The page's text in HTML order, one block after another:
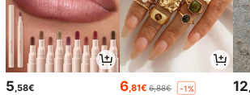
5 ,58€ 6,81€ 6,88€ -1% 12